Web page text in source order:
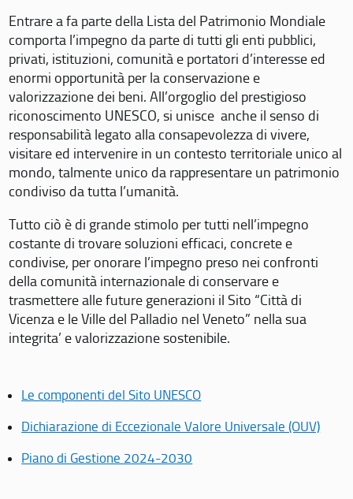
Entrare a fa parte della Lista del Patrimonio Mondiale
comporta l’impegno da parte di tutti gli enti pubblici,
privati, istituzioni, comunità e portatori d’interesse ed
enormi opportunità per la conservazione e
valorizzazione dei beni. All’orgoglio del prestigioso
riconoscimento UNESCO, si unisce anche il senso di
responsabilità legato alla consapevolezza di vivere,
visitare ed intervenire in un contesto territoriale unico al
mondo, talmente unico da rappresentare un patrimonio
condiviso da tutta l’umanità.
Tutto ciò è di grande stimolo per tutti nell’impegno
costante di trovare soluzioni efficaci, concrete e
condivise, per onorare l’impegno preso nei confronti
della comunità internazionale di conservare e
trasmettere alle future generazioni il Sito “Città di
Vicenza e le Ville del Palladio nel Veneto” nella sua
integrita’ e valorizzazione sostenibile.
Le componenti del Sito UNESCO
Dichiarazione di Eccezionale Valore Universale (OUV)
Piano di Gestione 2024-2030